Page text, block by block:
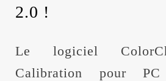
2.0 !
Le logiciel
Calibration pour